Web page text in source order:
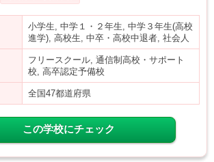
小学生, 中学１・２年生, 中学３年生(高校
進学), 高校生, 中卒・高校中退者, 社会人
フリースクール, 通信制高校・サポート
校, 高卒認定予備校
全国47都道府県
この学校にチェック